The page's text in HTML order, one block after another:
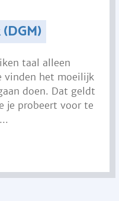
taal alleen
vinden het moeilijk
doen. Dat geldt
je probeert voor te